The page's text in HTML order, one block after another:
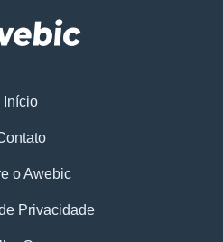
Início
o Awebic
Privacidade